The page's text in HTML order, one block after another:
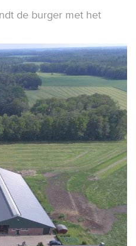
de burger met het